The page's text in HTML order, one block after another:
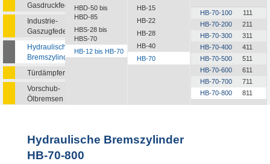
Gasdruckfedern
Industrie-
Gaszugfedern
Hydraulische
Bremszylinder
Türdämpfer
Vorschub-
Ölbremsen
HBD-50 bis
HBD-85
HBS-28 bis
HBS-70
HB-12 bis HB-70
HB-15
HB-22
HB-28
HB-40
HB-70
HB-70-100
111
HB-70-200
211
HB-70-300
311
HB-70-400
411
HB-70-500
511
HB-70-600
611
HB-70-700
711
HB-70-800
811
Hydraulische Bremszylinder
HB-70-800